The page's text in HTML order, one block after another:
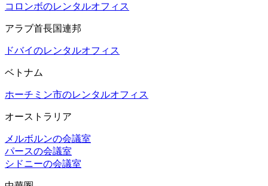
コロンボのレンタルオフィス
アラブ首長国連邦
ドバイのレンタルオフィス
ベトナム
ホーチミン市のレンタルオフィス
オーストラリア
メルボルンの会議室
パースの会議室
シドニーの会議室